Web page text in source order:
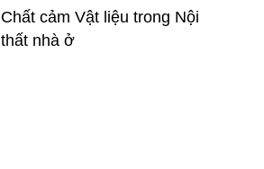
Chất cảm Vật liệu trong Nội
thất nhà ở